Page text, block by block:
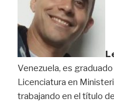
Venezuela, es
Licenciatura en
trabajando en el título